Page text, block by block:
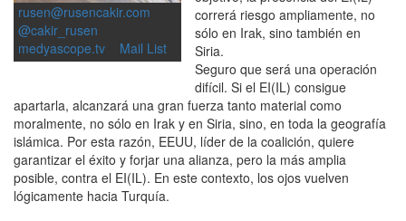
rusen@rusencakir.com
@cakir_rusen
medyascope.tv
Mail List
correrá riesgo ampliamente, no
sólo en Irak, sino también en
Siria.
Seguro que será una operación
difícil. Si el EI(IL) consigue
apartarla, alcanzará una gran fuerza tanto material como
moralmente, no sólo en Irak y en Siria, sino, en toda la geografía
islámica. Por esta razón, EEUU, líder de la coalición, quiere
garantizar el éxito y forjar una alianza, pero la más amplia
posible, contra el EI(IL). En este contexto, los ojos vuelven
lógicamente hacia Turquía.